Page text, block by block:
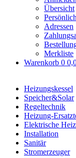
Übersicht
Adressen
Merkliste
Warenkorb 0
Heizungskessel
Speicher&Solar
Regeltechnik
Heizung-
Elektrische
Installation
Sanitär
Stromerzeuger